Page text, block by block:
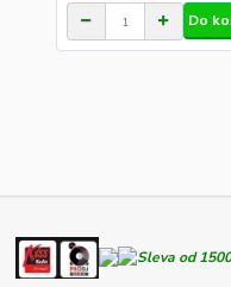
Do